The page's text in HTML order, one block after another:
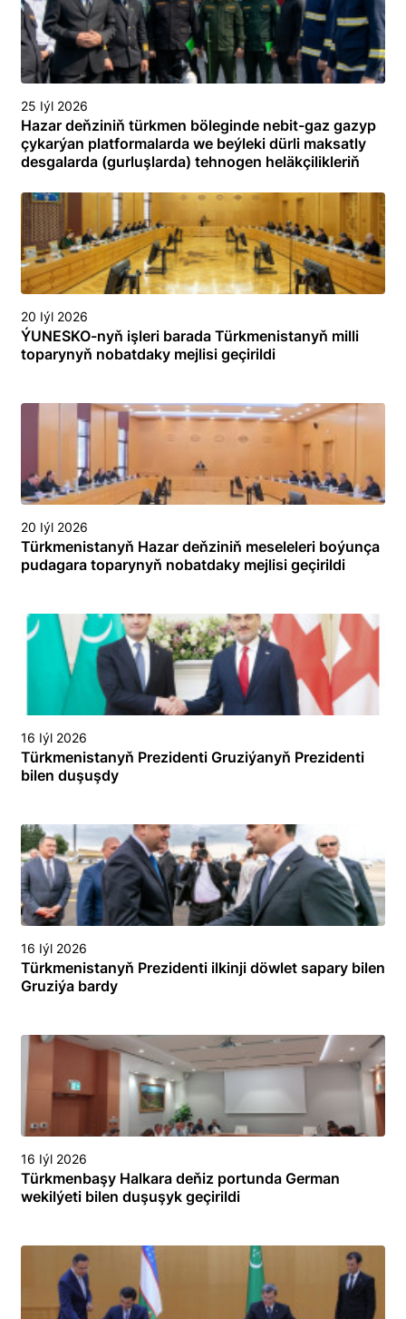
25 Iýl 2026
Hazar deňziniň türkmen böleginde nebit-gaz gazyp
çykarýan platformalarda we beýleki dürli maksatly
desgalarda (gurluşlarda) tehnogen heläkçilikleriň
toplumlaýyn türgenleşik okuwy
20 Iýl 2026
ÝUNESKO-nyň işleri barada Türkmenistanyň milli
toparynyň nobatdaky mejlisi geçirildi
20 Iýl 2026
Türkmenistanyň Hazar deňziniň meseleleri boýunça
pudagara toparynyň nobatdaky mejlisi geçirildi
16 Iýl 2026
Türkmenistanyň Prezidenti Gruziýanyň Prezidenti
bilen duşuşdy
16 Iýl 2026
Türkmenistanyň Prezidenti ilkinji döwlet sapary bilen
Gruziýa bardy
16 Iýl 2026
Türkmenbaşy Halkara deňiz portunda German
wekilýeti bilen duşuşyk geçirildi